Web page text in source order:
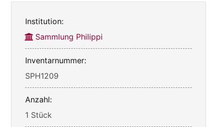
Institution:
Sammlung Philippi
Inventarnummer:
SPH1209
Anzahl:
1 Stück